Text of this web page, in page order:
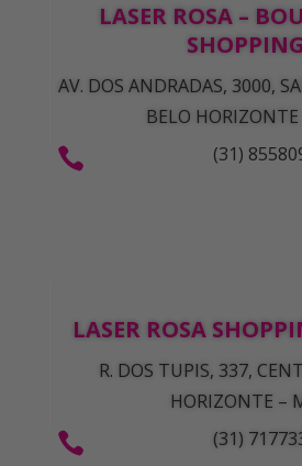
LASER ROSA –
SHOPPING
AV. DOS ANDRADAS, 3000,
BELO
 (31)
LASER ROSA
R. DOS TUPIS, 337,
HORIZONTE –
 (31)